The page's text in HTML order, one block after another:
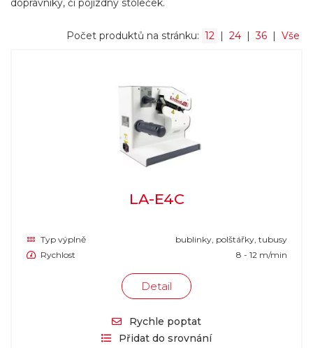
dopravníky, či pojízdný stoleček.
Počet produktů na stránku: 12 | 24 | 36 | Vše
LA-E4C
Typ výplně
bublinky, polštářky, tubusy
Rychlost
8 - 12 m/min
Detail
Rychle poptat
Přidat do srovnání